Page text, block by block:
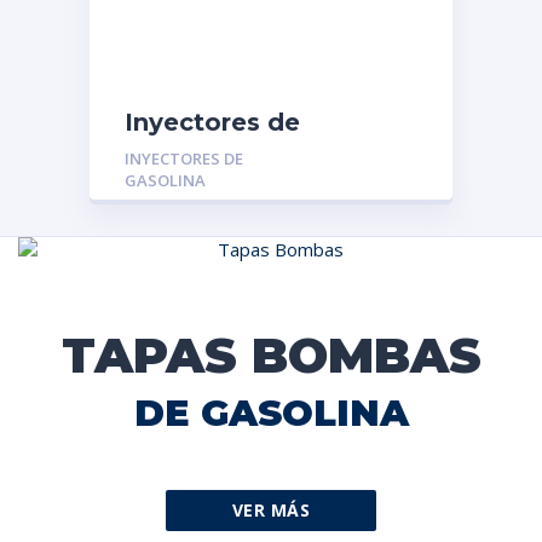
Inyectores de
Gasolina MGR-
01322045:
VOLKSWAGEN GOL –
INYECTORES DE
GASOLINA
TAPAS BOMBAS
DE GASOLINA
VER MÁS